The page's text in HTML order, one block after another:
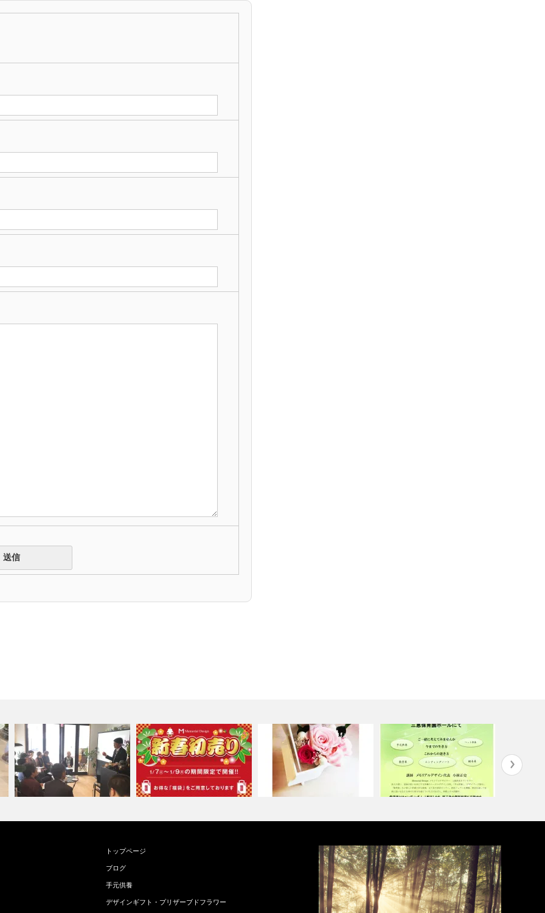
トップページ
ブログ
手元供養
デザインギフト・プリザーブドフラワー